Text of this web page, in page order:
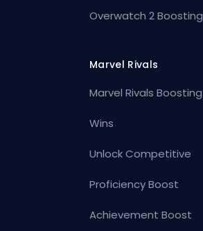
Overwatch 2 Boosting
Marvel Rivals
Marvel Rivals Boosting
Wins
Unlock Competitive
Proficiency Boost
Achievement Boost